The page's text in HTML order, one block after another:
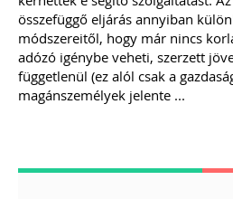
A
Ár:
Még
összefüggő eljárás annyiban
módszereitől, hogy már nincs
adózó igénybe veheti, szerzett
függetlenül (ez alól csak a
magánszemélyek jelente ...